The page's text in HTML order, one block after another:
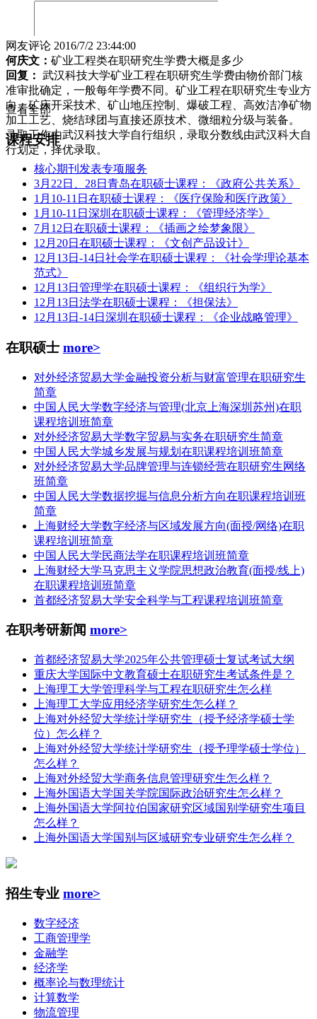
网友评论 2016/7/2 23:44:00
何庆文： 矿业工程类在职研究生学费大概是多少
回复： 武汉科技大学矿业工程在职研究生学费由物价部门核
准审批确定，一般每年学费不同。矿业工程在职研究生专业方
向：矿床开采技术、矿山地压控制、爆破工程、高效洁净矿物
加工工艺、烧结球团与直接还原技术、微细粒分级与装备。
录取工作由武汉科技大学自行组织，录取分数线由武汉科大自
行划定，择优录取。
查看全部
课程安排
核心期刊发表专项服务
3月22日、28日青岛在职硕士课程：《政府公共关系》
1月10-11日在职硕士课程：《医疗保险和医疗政策》
1月10-11日深圳在职硕士课程：《管理经济学》
7月12日在职硕士课程：《插画之绘梦象限》
12月20日在职硕士课程：《文创产品设计》
12月13日-14日社会学在职硕士课程：《社会学理论基本
范式》
12月13日管理学在职硕士课程：《组织行为学》
12月13日法学在职硕士课程：《担保法》
12月13日-14日深圳在职硕士课程：《企业战略管理》
在职硕士 more>
对外经济贸易大学金融投资分析与财富管理在职研究生
简章
中国人民大学数字经济与管理(北京上海深圳苏州)在职
课程培训班简章
对外经济贸易大学数字贸易与实务在职研究生简章
中国人民大学城乡发展与规划在职课程培训班简章
对外经济贸易大学品牌管理与连锁经营在职研究生网络
班简章
中国人民大学数据挖掘与信息分析方向在职课程培训班
简章
上海财经大学数字经济与区域发展方向(面授/网络)在职
课程培训班简章
中国人民大学民商法学在职课程培训班简章
上海财经大学马克思主义学院思想政治教育(面授/线上)
在职课程培训班简章
首都经济贸易大学安全科学与工程课程培训班简章
在职考研新闻 more>
首都经济贸易大学2025年公共管理硕士复试考试大纲
重庆大学国际中文教育硕士在职研究生考试条件是？
上海理工大学管理科学与工程在职研究生怎么样
上海理工大学应用经济学研究生怎么样？
上海对外经贸大学统计学研究生（授予经济学硕士学
位）怎么样？
上海对外经贸大学统计学研究生（授予理学硕士学位）
怎么样？
上海对外经贸大学商务信息管理研究生怎么样？
上海外国语大学国关学院国际政治研究生怎么样？
上海外国语大学阿拉伯国家研究区域国别学研究生项目
怎么样？
上海外国语大学国别与区域研究专业研究生怎么样？
招生专业 more>
数字经济
工商管理学
金融学
经济学
概率论与数理统计
计算数学
物流管理